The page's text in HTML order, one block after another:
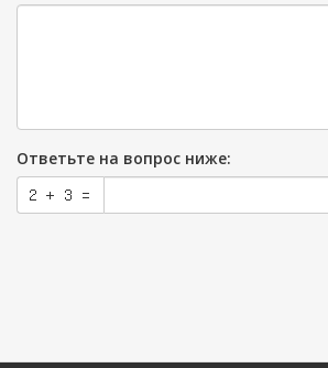
Ответьте на вопрос ниже: